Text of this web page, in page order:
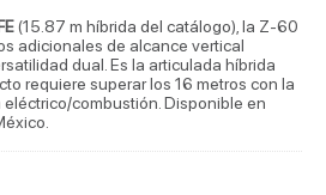
(15.87 m híbrida del catálogo), la Z-60
adicionales de alcance vertical
dual. Es la articulada híbrida
requiere superar los 16 metros con la
combustión. Disponible en